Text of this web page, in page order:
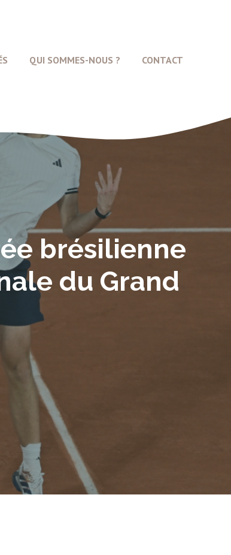
QUI SOMMES-NOUS ? CONTACT
brésilienne
du Grand